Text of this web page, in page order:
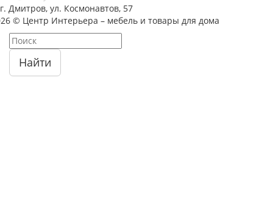
г. Дмитров, ул. Космонавтов, 57
© Центр Интерьера – мебель и товары для дома
Найти